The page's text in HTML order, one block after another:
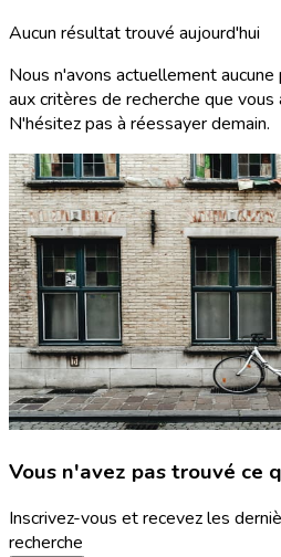
Aucun résultat trouvé aujourd'hui
Nous n'avons actuellement
aux critères de recherche que
N'hésitez pas à réessayer demain.
Vous n'avez pas trouvé ce
Inscrivez-vous et recevez les
recherche